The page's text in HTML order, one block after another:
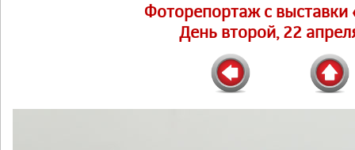
Фоторепортаж c выставки
День второй, 22